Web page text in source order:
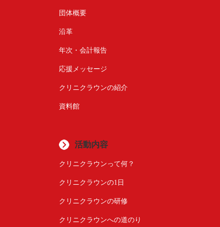
団体概要
沿革
年次・会計報告
応援メッセージ
クリニクラウンの紹介
資料館
活動内容
クリニクラウンって何？
クリニクラウンの1日
クリニクラウンの研修
クリニクラウンへの道のり